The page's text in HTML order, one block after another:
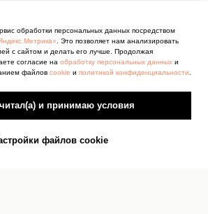
обработки персональных данных посредством
. Это позволяет нам анализировать
с сайтом и делать его лучше. Продолжая
согласие на обработку персональных данных и
файлов cookie и политикой конфиденциальности.
и принимаю условия
файлов cookie